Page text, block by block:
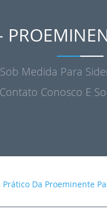
Medida Para
Conosco E
Da Proeminente